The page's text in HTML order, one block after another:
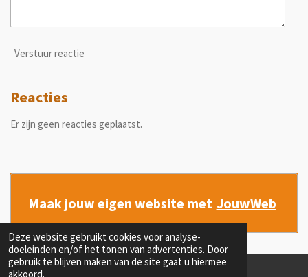
Deze website gebruikt cookies voor analyse-
doeleinden en/of het tonen van advertenties. Door
gebruik te blijven maken van de site gaat u hiermee
akkoord.
Verstuur reactie
Reacties
Er zijn geen reacties geplaatst.
Maak jouw eigen website met JouwWeb